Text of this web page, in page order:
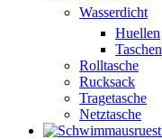
Wasserdicht
Huellen
Taschen
Rolltasche
Rucksack
Tragetasche
Netztasche